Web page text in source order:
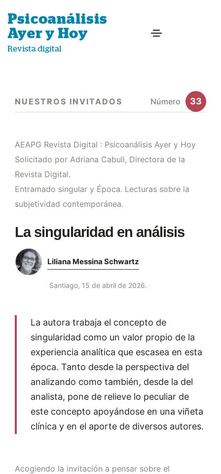
NUESTROS INVITADOS Número 33
AEAPG Revista Digital : Psicoanálisis Ayer y Hoy
Solicitado por Adriana Cabuli, Directora de la
Revista Digital.
Entramado singular y Época. Lecturas sobre la
subjetividad contemporánea.
La singularidad en análisis
Liliana Messina Schwartz
Santiago, 15 de abril de 2026.
La autora trabaja el concepto de
singularidad como un valor propio de la
experiencia analítica que escasea en esta
época. Tanto desde la perspectiva del
analizando como también, desde la del
analista, pone de relieve lo peculiar de
este concepto apoyándose en una viñeta
clínica y en el aporte de diversos autores.
Acogiendo la invitación a pensar sobre el